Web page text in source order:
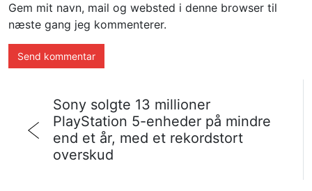
Gem mit navn, mail og websted i denne browser til
næste gang jeg kommenterer.
Sony solgte 13 millioner
PlayStation 5-enheder på mindre
end et år, med et rekordstort
overskud